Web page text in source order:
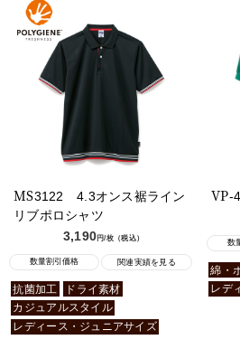
MS3122 4.3オンス裾ライン
リブポロシャツ
3,190円/枚（税込）
数量割引価格 関連実績を見る
抗菌加工
ドライ素材
カジュアルスタイル
レディース・ジュニアサイズ
VP-
数
綿・
レデ